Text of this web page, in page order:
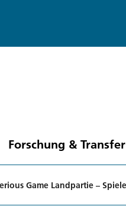
Forschung & Transfer
Game Landpartie –